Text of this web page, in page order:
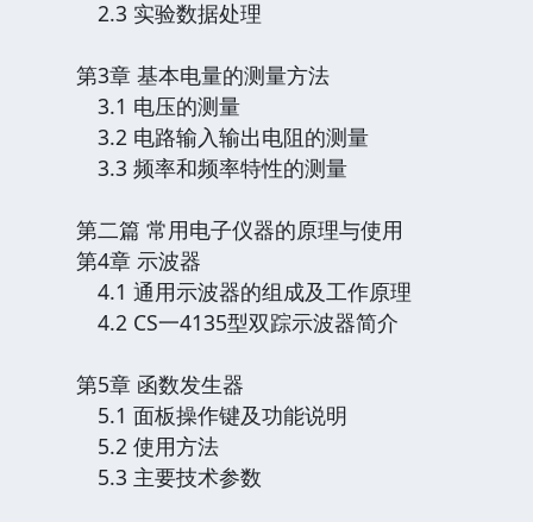
2.3 实验数据处理
第3章 基本电量的测量方法
3.1 电压的测量
3.2 电路输入输出电阻的测量
3.3 频率和频率特性的测量
第二篇 常用电子仪器的原理与使用
第4章 示波器
4.1 通用示波器的组成及工作原理
4.2 CS一4135型双踪示波器简介
第5章 函数发生器
5.1 面板操作键及功能说明
5.2 使用方法
5.3 主要技术参数